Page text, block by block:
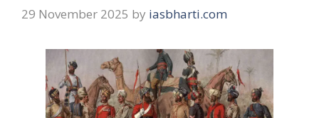
29 November 2025 by iasbharti.com